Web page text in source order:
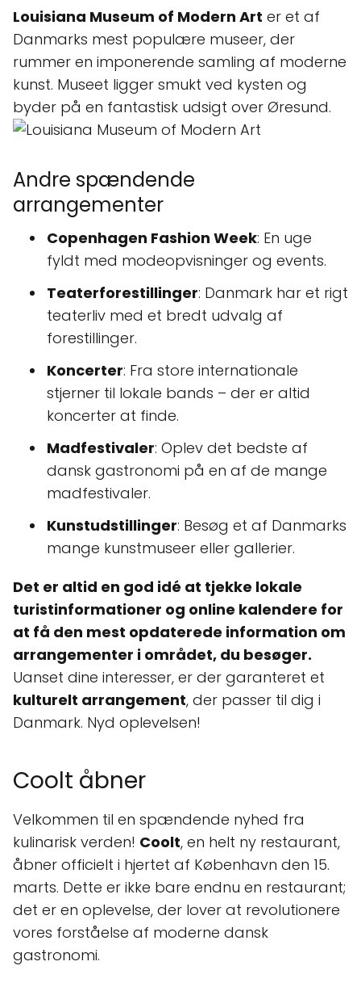
Louisiana Museum of Modern Art er et af
Danmarks mest populære museer, der
rummer en imponerende samling af moderne
kunst. Museet ligger smukt ved kysten og
byder på en fantastisk udsigt over Øresund.
Andre spændende
arrangementer
Copenhagen Fashion Week: En uge
fyldt med modeopvisninger og events.
Teaterforestillinger: Danmark har et rigt
teaterliv med et bredt udvalg af
forestillinger.
Koncerter: Fra store internationale
stjerner til lokale bands – der er altid
koncerter at finde.
Madfestivaler: Oplev det bedste af
dansk gastronomi på en af de mange
madfestivaler.
Kunstudstillinger: Besøg et af Danmarks
mange kunstmuseer eller gallerier.
Det er altid en god idé at tjekke lokale
turistinformationer og online kalendere for
at få den mest opdaterede information om
arrangementer i området, du besøger.
Uanset dine interesser, er der garanteret et
kulturelt arrangement, der passer til dig i
Danmark. Nyd oplevelsen!
Coolt åbner
Velkommen til en spændende nyhed fra
kulinarisk verden! Coolt, en helt ny restaurant,
åbner officielt i hjertet af København den 15.
marts. Dette er ikke bare endnu en restaurant;
det er en oplevelse, der lover at revolutionere
vores forståelse af moderne dansk
gastronomi.